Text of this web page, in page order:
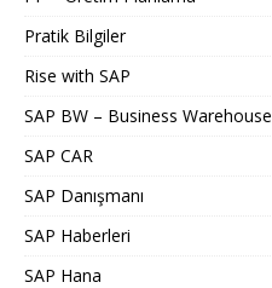
Pratik Bilgiler
Rise with SAP
SAP BW – Business Warehouse
SAP CAR
SAP Danışmanı
SAP Haberleri
SAP Hana